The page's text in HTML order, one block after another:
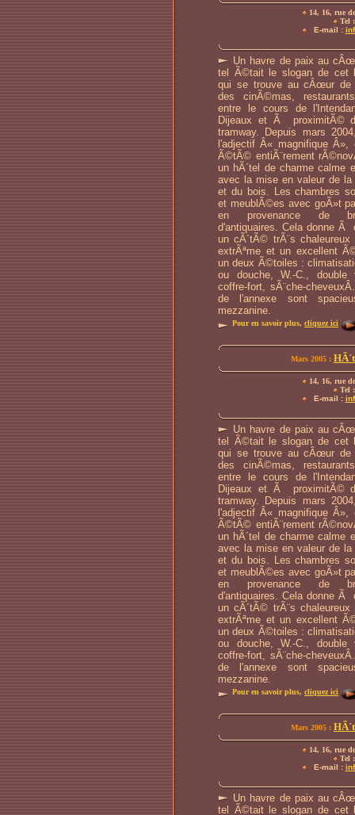
14, 16, rue
Tel :
E-mail :
Un havre de paix au
tel Ã©tait le slogan de cet
qui se trouve au cÂœur de
des cinÃ©mas,
entre le cours de
Dijeaux et Ã proximitÃ©
tramway. Depuis mars
l'adjectif Â« magnifique
Ã©tÃ© entiÃ¨rement
un hÃ´tel de charme calme
avec la mise en valeur de la
et du bois. Les chambres
et meublÃ©es avec goÃ»t
en provenance de
d'antiquaires. Cela donne Ã
un cÃ´tÃ© trÃ¨s
extrÃªme et un excellent
un deux Ã©toiles :
ou douche, W.-C., double
coffre-fort, sÃ¨che-
de l'annexe sont
mezzanine.
Pour en savoir plus, cliquez ici
Mars 2005 :
14, 16, rue
Tel :
E-mail :
Un havre de paix au
tel Ã©tait le slogan de cet
qui se trouve au cÂœur de
des cinÃ©mas,
entre le cours de
Dijeaux et Ã proximitÃ©
tramway. Depuis mars
l'adjectif Â« magnifique
Ã©tÃ© entiÃ¨rement
un hÃ´tel de charme calme
avec la mise en valeur de la
et du bois. Les chambres
et meublÃ©es avec goÃ»t
en provenance de
d'antiquaires. Cela donne Ã
un cÃ´tÃ© trÃ¨s
extrÃªme et un excellent
un deux Ã©toiles :
ou douche, W.-C., double
coffre-fort, sÃ¨che-
de l'annexe sont
mezzanine.
Pour en savoir plus, cliquez ici
Mars 2005 :
14, 16, rue
Tel :
E-mail :
Un havre de paix au
tel Ã©tait le slogan de cet